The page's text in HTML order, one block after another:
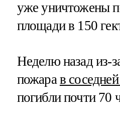
уже уничтожены
площади в 150
Неделю назад из-
пожарав
погибли почти 70